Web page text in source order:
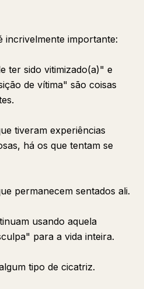
incrivelmente importante:
ter sido vitimizado(a)" e
de vítima" são coisas
tiveram experiências
há os que tentam se
permanecem sentados ali.
usando aquela
para a vida inteira.
tipo de cicatriz.